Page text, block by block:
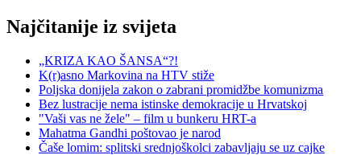
Najčitanije iz svijeta
„KRIZA KAO ŠANSA“?!
K(r)asno Markovina na HTV stiže
Poljska donijela zakon o zabrani promidžbe komunizma
Bez lustracije nema istinske demokracije u Hrvatskoj
"Vaši vas ne žele" – film u bunkeru HRT-a
Mahatma Gandhi poštovao je narod
Čaše lomim: splitski srednjoškolci zabavljaju se uz cajke